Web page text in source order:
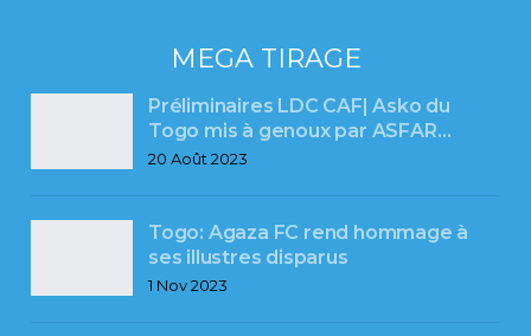
MEGA TIRAGE
Préliminaires LDC CAF| Asko du
Togo mis à genoux par ASFAR…
20 Août 2023
Togo: Agaza FC rend hommage à
ses illustres disparus
1 Nov 2023